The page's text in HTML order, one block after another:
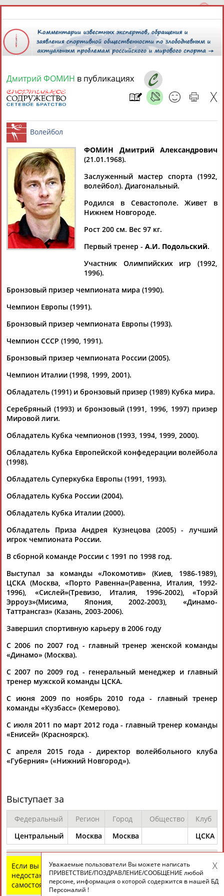
8 августа 2026 года,
СПОРТСМЕНЫ, ТРЕНЕРЫ И СПЕЦИАЛИСТЫ
Найдено: 2персоны Расширенный поиск
Дмитрий
ФОМИН
Дмитрий
ФОМИН
Ваш запрос: "Дмитрий Фомин"
Документы 1-4 из 4 найденных уникальных документов
за одну партию (видео)
очков) иДмитрийВолков (10), причем оба показали
эффективность выше... ...тогда выступал российский
диагональный Дмитрий Фомин
повторили греческие клубы АЕК и...
(Проект: Информационное агентство СТАДИОН
16.04.2018
Итоги выступления сборной России в Мировой лиге по
волейболу 2017
...Михайлов, Сергей Гранкин, Артем Вольвич, Юрий
Бережко.Дмитрий
выигрывала чемпионат Европы в 2013 году. Тогда же она
(Проект:Информационное агентство СТАДИОН)
07.07.2017
Никогда в истории ОИ столько волейбольных сборных не
...прославленный волейболист сборных СССР и России
олимпийского... ...не может предсказать, как сложится
ситуация", - заявил
игрока из состава сборной...
(Проект:Информационное агентство СТАДИОН
28.07.2016
очков в официальных матчах за сборную России
...(2336 очков + 514 отыгранных подач) 2. 2762 –Фомин
Дмитрий(905 + 1857) 3. 2455 – Олихвер Руслан (1113 +...
...играли не основным составом (*) Руслан Олихвер,
Дмитрий Фоминтакже выступали за сборные СССР и СНГ.
Так что общее...
(Проект:Информационное агентство СТАДИОН
20.09.2015
ТАБЛО АКТИВНОСТИ
ЦЕЛИ ПРОЕКТА КОНТАКТЫ
© Стадион, 1998-2026
Разработка и поддержка ООО НАИТ «Стадион»
Адресов в новостной рассылке: 996
Подпишись
Дмитрий ФОМИН в публикациях
Волейбол
ФОМИН Дмитрий Александрович
(21.01.1968).
Заслуженный мастер спорта (1992,
волейбол). Диагональный.
Родился в Севастополе. Живет в
Нижнем Новгороде.
Рост 200 см. Вес 97 кг.
Первый тренер - А.И. Подольский.
Участник Олимпийских игр (1992,
1996).
Бронзовый призер чемпионата мира (1990).
Чемпион Европы (1991).
Бронзовый призер чемпионата Европы (1993).
Чемпион СССР (1990, 1991).
Бронзовый призер чемпионата России (2005).
Чемпион Италии (1998, 1999, 2001).
Обладатель (1991) и бронзовый призер (1989) Кубка мира.
Серебряный (1993) и бронзовый (1991, 1996, 1997) призер
Мировой лиги.
Обладатель Кубка чемпионов (1993, 1994, 1999, 2000).
Обладатель Кубка Европейской конфедерации волейбола
(1998).
Обладатель Суперкубка Европы (1991, 1993).
Обладатель Кубка России (2004).
Обладатель Кубка Италии (2000).
Обладатель Приза Андрея Кузнецова (2005) - лучший
игрок чемпионата России.
В сборной команде России с 1991 по 1998 год.
Выступал за команды «Локомотив» (Киев, 1986-1989),
ЦСКА (Москва, «Порто Равенна»(Равенна, Италия, 1992-
1996), «Сислей»(Тревизо, Италия, 1996-2002), «Торэй
Эрроуз»(Мисима, Япония, 2002-2003), «Динамо-
Таттрансгаз» (Казань, 2003-2006).
Завершил спортивную карьеру в 2006 году
С 2006 по 2007 год - главный тренер женской команды
«Динамо» (Москва).
С 2007 по 2009 год - генеральный менеджер и главный
тренер мужской команды ЦСКА.
С июня 2009 по ноябрь 2010 года - главный тренер
команды «Кузбасс» (Кемерово).
С июля 2011 по март 2012 года - главный тренер команды
«Енисей» (Красноярск).
С апреля 2015 года - директор волейбольного клуба
«Губерния» («Нижний Новгород»).
Выступает за
Федеральный Регион Город Общество
Клуб
Центральный
Москва Москва ЦСКА
Если вы нашли ошибку в данных или имеете
недостающую информацию, внесите изменения
самостоятельно
Уважаемые пользователи Вы можете написать
ПРИВЕТСТВИЕ/ПОЗДРАВЛЕНИЕ/СООБЩЕНИЕ любой
персоне, информация о которой содержится в нашей БД
Персоналий !